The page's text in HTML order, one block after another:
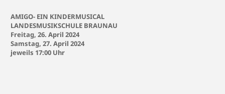
AMIGO- EIN KINDERMUSICAL
LANDESMUSIKSCHULE BRAUNAU
Freitag, 26. April 2024
Samstag, 27. April 2024
jeweils 17:00 Uhr